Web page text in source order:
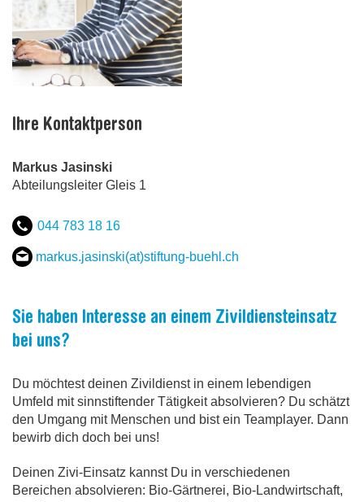
Ihre Kontaktperson
Markus Jasinski
Abteilungsleiter Gleis 1
044 783 18 16
markus.jasinski(at)stiftung-buehl .ch
Sie haben Interesse an einem Zivildiensteinsatz
bei uns?
Du möchtest deinen Zivildienst in einem lebendigen
Umfeld mit sinnstiftender Tätigkeit absolvieren? Du schätzt
den Umgang mit Menschen und bist ein Teamplayer. Dann
bewirb dich doch bei uns!
Deinen Zivi-Einsatz kannst Du in verschiedenen
Bereichen absolvieren: Bio-Gärtnerei, Bio-Landwirtschaft,